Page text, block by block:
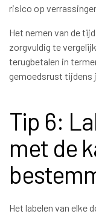
risico op
Het nemen van de
zorgvuldig te
terugbetalen in
gemoedsrust tijdens
Tip 6:
met de
Het labelen van elke